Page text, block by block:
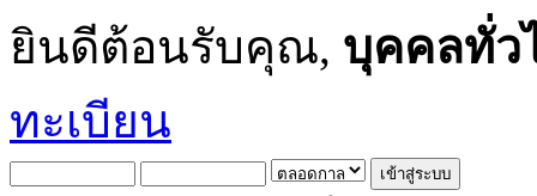
ยินดีต้อนรับคุณ, บุคคลทั่ว
ทะเบียน